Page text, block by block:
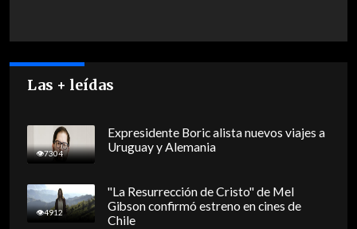
Las + leídas
7304
Expresidente Boric alista nuevos viajes a
Uruguay y Alemania
4912
"La Resurrección de Cristo" de Mel
Gibson confirmó estreno en cines de
Chile